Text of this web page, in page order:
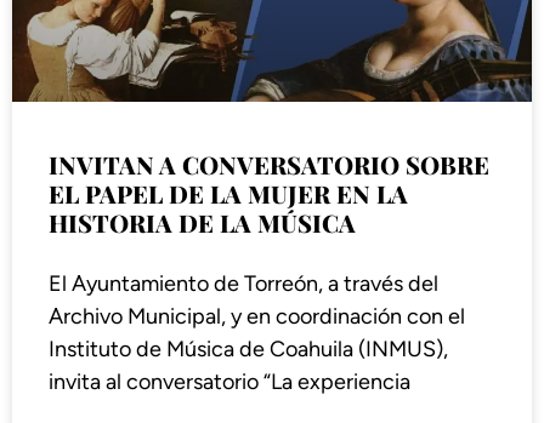
INVITAN A CONVERSATORIO SOBRE
EL PAPEL DE LA MUJER EN LA
HISTORIA DE LA MÚSICA
El Ayuntamiento de Torreón, a través del
Archivo Municipal, y en coordinación con el
Instituto de Música de Coahuila (INMUS),
invita al conversatorio “La experiencia